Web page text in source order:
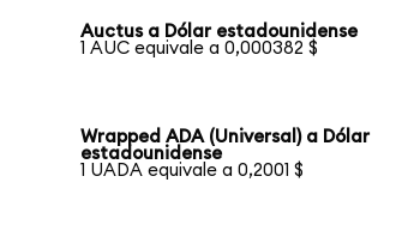
Auctus a Dólar estadounidense
1 AUC equivale a 0,000382 $
Wrapped ADA (Universal) a Dólar
estadounidense
1 UADA equivale a 0,2001 $